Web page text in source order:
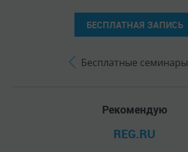
БЕСПЛАТНАЯ ЗАПИСЬ
Бесплатные семинары
Рекомендую
REG.RU